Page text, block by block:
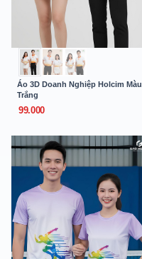
Áo 3D Doanh Nghiệp Holcim Màu
Trắng
99.000